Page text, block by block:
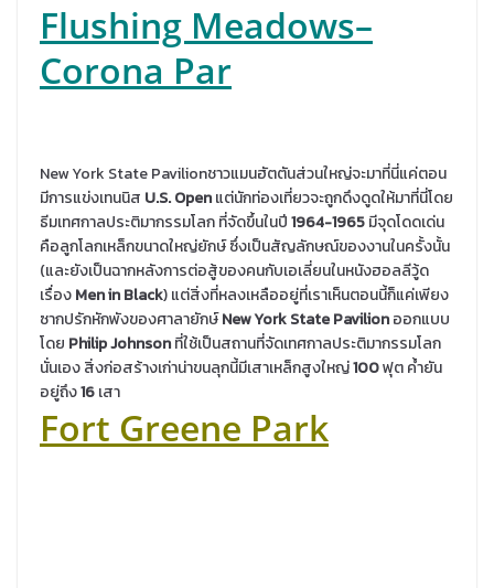
Flushing Meadows–
Corona Par
New York State Pavilionชาวแมนฮัตตันส่วนใหญ่จะมาที่นี่แค่ตอน
มีการแข่งเทนนิส U.S. Openแต่นักท่องเที่ยวจะถูกดึงดูดให้มาที่นี่โดย
ธีมเทศกาลประติมากรรมโลก ที่จัดขึ้นในปี1964-1965มีจุดโดดเด่น
คือลูกโลกเหล็กขนาดใหญ่ยักษ์ ซึ่งเป็นสัญลักษณ์ของงานในครั้งนั้น
(และยังเป็นฉากหลังการต่อสู้ของคนกับเอเลี่ยนในหนังฮอลลีวู้ด
เรื่องMen in Black) แต่สิ่งที่หลงเหลืออยู่ที่เราเห็นตอนนี้ก็แค่เพียง
ซากปรักหักพังของศาลายักษ์New York State Pavilionออกแบบ
โดย Philip Johnsonที่ใช้เป็นสถานที่จัดเทศกาลประติมากรรมโลก
นั่นเอง สิ่งก่อสร้างเก่าน่าขนลุกนี้มีเสาเหล็กสูงใหญ่100ฟุต ค้ำยัน
อยู่ถึง16เสา
Fort Greene Park